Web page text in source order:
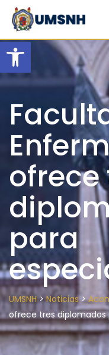
Open
Skip
content
ofrece
para
UMSNH>Noticias>
ofrece tres diplomados